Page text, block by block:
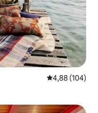
4,88 av 5 i
4,88 (104)